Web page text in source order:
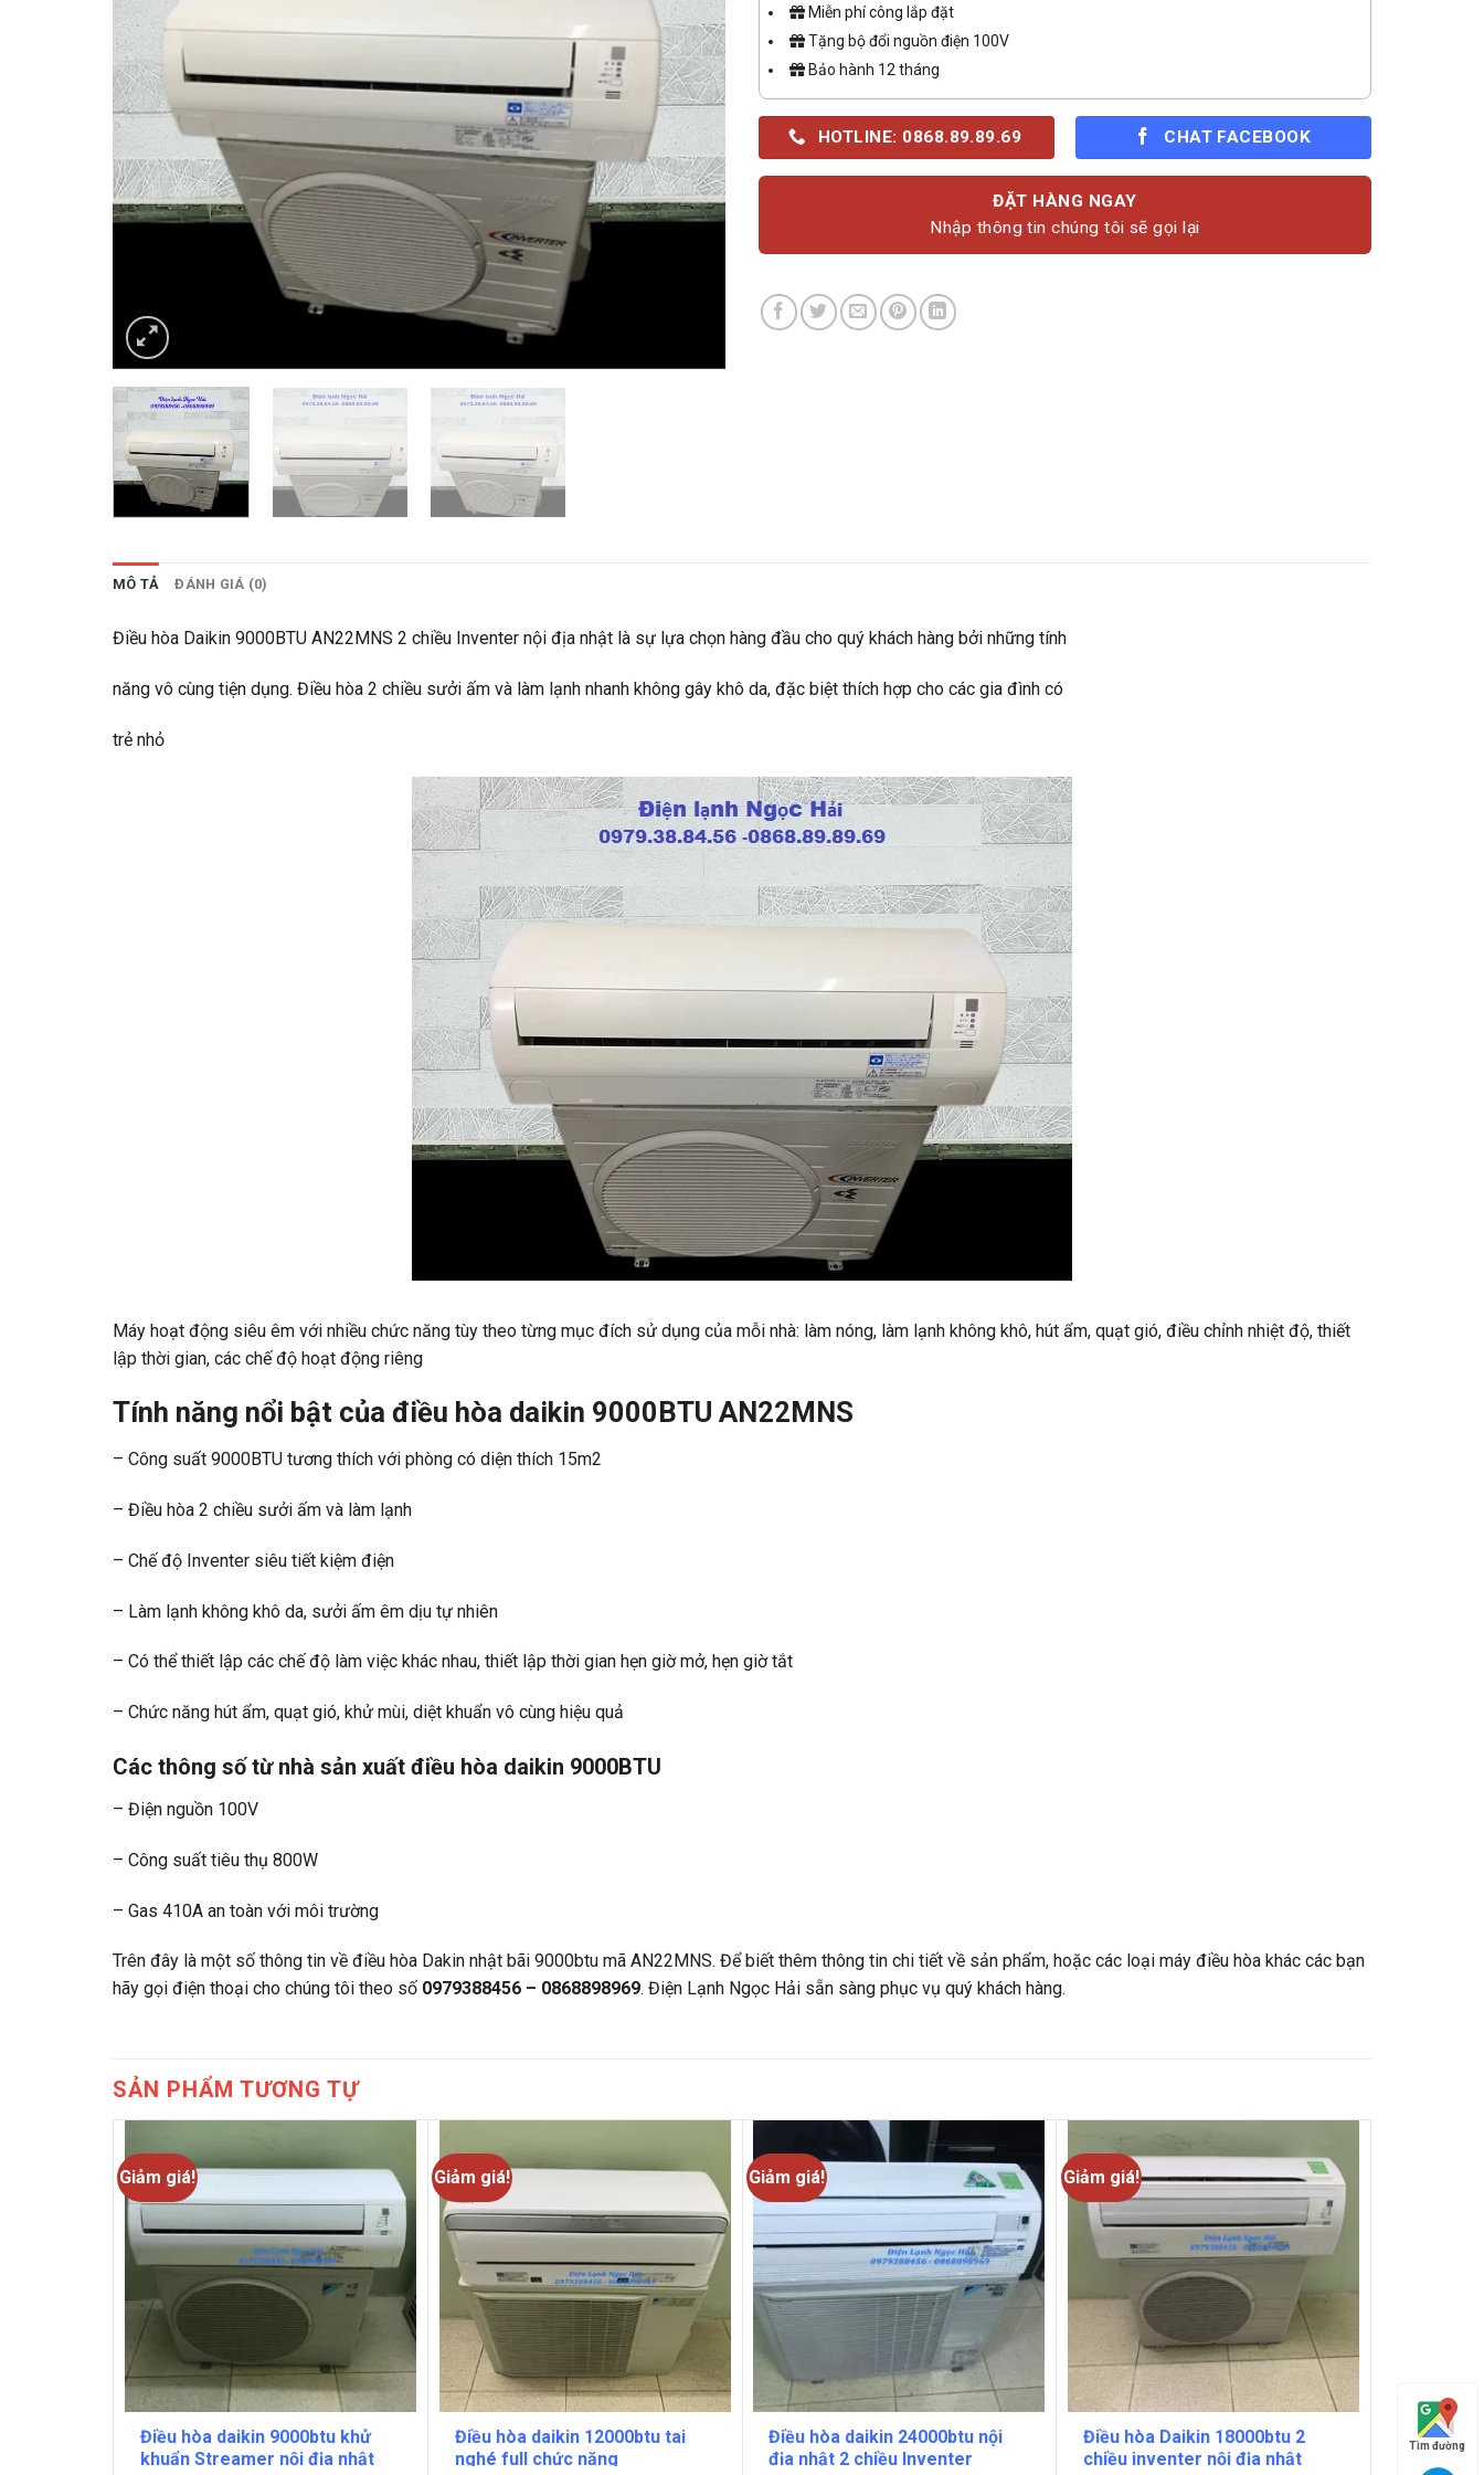
Miễn phí công lắp đặt
Tặng bộ đổi nguồn điện 100V
Bảo hành 12 tháng
HOTLINE: 0868.89.89.69 CHAT FACEBOOK
ĐẶT HÀNG NGAY
Nhập thông tin chúng tôi sẽ gọi lại
MÔ TẢ ĐÁNH GIÁ (0)
Điều hòa Daikin 9000BTU AN22MNS 2 chiều Inventer nội địa nhật là sự lựa chọn hàng đầu cho quý khách hàng bởi những tính
năng vô cùng tiện dụng. Điều hòa 2 chiều sưởi ấm và làm lạnh nhanh không gây khô da, đặc biệt thích hợp cho các gia đình có
trẻ nhỏ
Máy hoạt động siêu êm với nhiều chức năng tùy theo từng mục đích sử dụng của mỗi nhà: làm nóng, làm lạnh không khô, hút ẩm, quạt gió, điều chỉnh nhiệt độ, thiết
lập thời gian, các chế độ hoạt động riêng
Tính năng nổi bật của điều hòa daikin 9000BTU AN22MNS
– Công suất 9000BTU tương thích với phòng có diện thích 15m2
– Điều hòa 2 chiều sưởi ấm và làm lạnh
– Chế độ Inventer siêu tiết kiệm điện
– Làm lạnh không khô da, sưởi ấm êm dịu tự nhiên
– Có thể thiết lập các chế độ làm việc khác nhau, thiết lập thời gian hẹn giờ mở, hẹn giờ tắt
– Chức năng hút ẩm, quạt gió, khử mùi, diệt khuẩn vô cùng hiệu quả
Các thông số từ nhà sản xuất điều hòa daikin 9000BTU
– Điện nguồn 100V
– Công suất tiêu thụ 800W
– Gas 410A an toàn với môi trường
Trên đây là một số thông tin về điều hòa Dakin nhật bãi 9000btu mã AN22MNS. Để biết thêm thông tin chi tiết về sản phẩm, hoặc các loại máy điều hòa khác các bạn
hãy gọi điện thoại cho chúng tôi theo số 0979388456 – 0868898969. Điện Lạnh Ngọc Hải sẵn sàng phục vụ quý khách hàng.
SẢN PHẨM TƯƠNG TỰ
Giảm giá!
Điều hòa daikin 9000btu khử
khuẩn Streamer nội địa nhật
Giảm giá!
Điều hòa daikin 12000btu tai
nghé full chức năng
Giảm giá!
Điều hòa daikin 24000btu nội
địa nhật 2 chiều Inventer
Giảm giá!
Điều hòa Daikin 18000btu 2
chiều inventer nội địa nhật
Tìm đường